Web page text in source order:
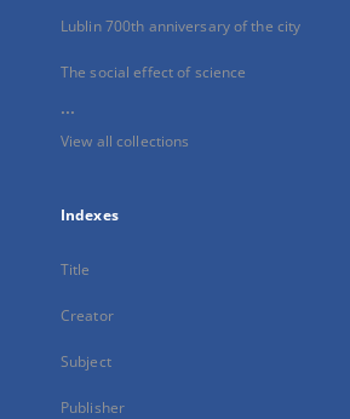
Lublin 700th anniversary of the city
The social effect of science
...
View all collections
Indexes
Title
Creator
Subject
Publisher